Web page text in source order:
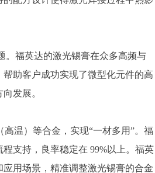
。福英达的激光锡膏在众多高频与
助客户成功实现了微型化元件的高
发展。
高温）等合金，实现“一材多用”。 福
支持，良率稳定在 99%以上。福英
用场景，精准调整激光锡膏的合金